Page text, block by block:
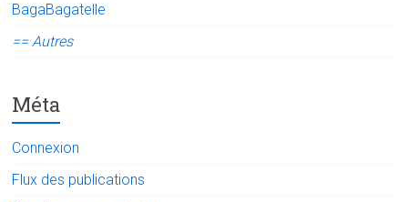
BagaBagatelle
== Autres
Méta
Connexion
Flux des publications